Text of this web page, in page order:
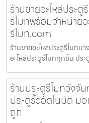
ร้านขายอะไหล่ประ
รีโมทพร้อมจำหน่าย
รีโมท.com
ร้านขายอะไหล่ประตูรีโมทบ
อะไหล่ประตูรีโมททุกชิ้น ป
ร้านประตูรีโมทวังจั
ประตูรั้วอัตโนมัติ ม
ถูก